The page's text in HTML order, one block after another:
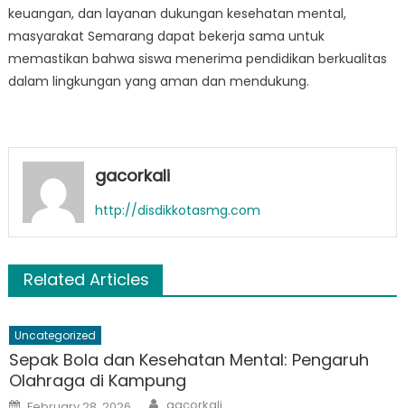
keuangan, dan layanan dukungan kesehatan mental,
masyarakat Semarang dapat bekerja sama untuk
memastikan bahwa siswa menerima pendidikan berkualitas
dalam lingkungan yang aman dan mendukung.
gacorkali
http://disdikkotasmg.com
Related Articles
Uncategorized
Sepak Bola dan Kesehatan Mental: Pengaruh
Olahraga di Kampung
Posted Author
gacorkali